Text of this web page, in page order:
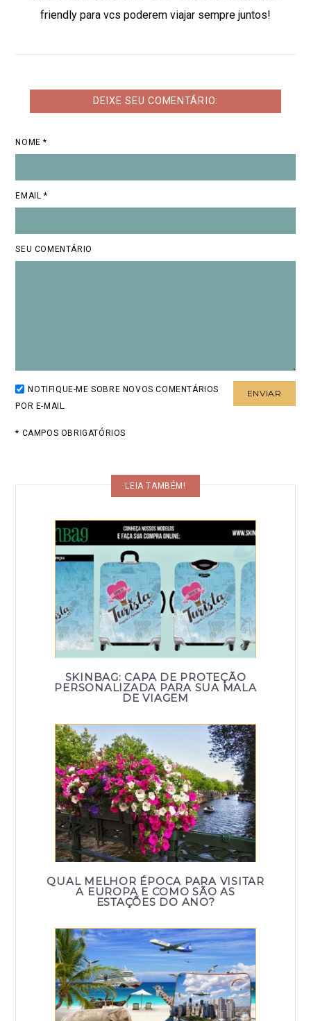
friendly para vcs poderem viajar sempre juntos!
DEIXE SEU COMENTÁRIO:
NOME *
EMAIL *
SEU COMENTÁRIO
NOTIFIQUE-ME SOBRE NOVOS COMENTÁRIOS
POR E-MAIL.
* CAMPOS OBRIGATÓRIOS
LEIA TAMBÉM!
SKINBAG: CAPA DE PROTEÇÃO
PERSONALIZADA PARA SUA MALA
DE VIAGEM
QUAL MELHOR ÉPOCA PARA VISITAR
A EUROPA E COMO SÃO AS
ESTAÇÕES DO ANO?